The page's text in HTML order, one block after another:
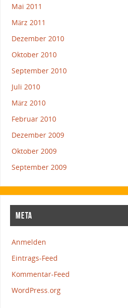
Mai 2011
März 2011
Dezember 2010
Oktober 2010
September 2010
Juli 2010
März 2010
Februar 2010
Dezember 2009
Oktober 2009
September 2009
META
Anmelden
Eintrags-Feed
Kommentar-Feed
WordPress.org